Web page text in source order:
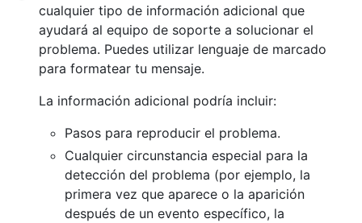
cualquier tipo de información adicional que
ayudará al equipo de soporte a solucionar el
problema. Puedes utilizar lenguaje de marcado
para formatear tu mensaje.
La información adicional podría incluir:
Pasos para reproducir el problema.
Cualquier circunstancia especial para la
detección del problema (por ejemplo, la
primera vez que aparece o la aparición
después de un evento específico, la